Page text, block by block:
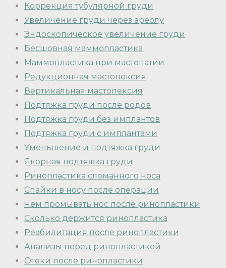
Коррекция тубулярной груди
Увеличение груди через ареолу
Эндоскопическое увеличение груди
Бесшовная маммопластика
Маммопластика при мастопатии
Редукционная мастопексия
Вертикальная мастопексия
Подтяжка груди после родов
Подтяжка груди без имплантов
Подтяжка груди с имплантами
Уменьшение и подтяжка груди
Якорная подтяжка груди
Ринопластика сломанного носа
Спайки в носу после операции
Чем промывать нос после ринопластики
Сколько держится ринопластика
Реабилитация после ринопластики
Анализы перед ринопластикой
Отеки после ринопластики